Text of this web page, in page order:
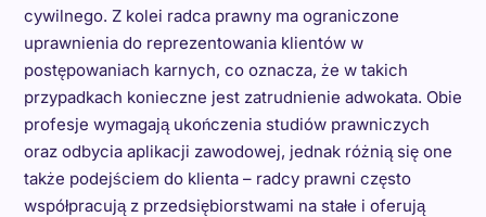
cywilnego. Z kolei radca prawny ma ograniczone
uprawnienia do reprezentowania klientów w
postępowaniach karnych, co oznacza, że w takich
przypadkach konieczne jest zatrudnienie adwokata. Obie
profesje wymagają ukończenia studiów prawniczych
oraz odbycia aplikacji zawodowej, jednak różnią się one
także podejściem do klienta – radcy prawni często
współpracują z przedsiębiorstwami na stałe i oferują